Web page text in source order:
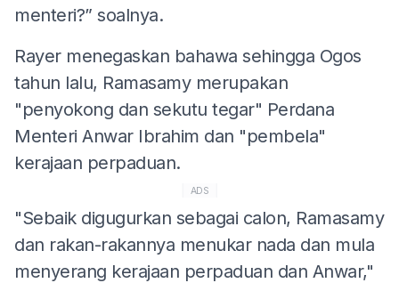
menteri?” soalnya.
Rayer menegaskan bahawa sehingga Ogos
tahun lalu, Ramasamy merupakan
"penyokong dan sekutu tegar" Perdana
Menteri Anwar Ibrahim dan "pembela"
kerajaan perpaduan.
ADS
"Sebaik digugurkan sebagai calon, Ramasamy
dan rakan-rakannya menukar nada dan mula
menyerang kerajaan perpaduan dan Anwar,"